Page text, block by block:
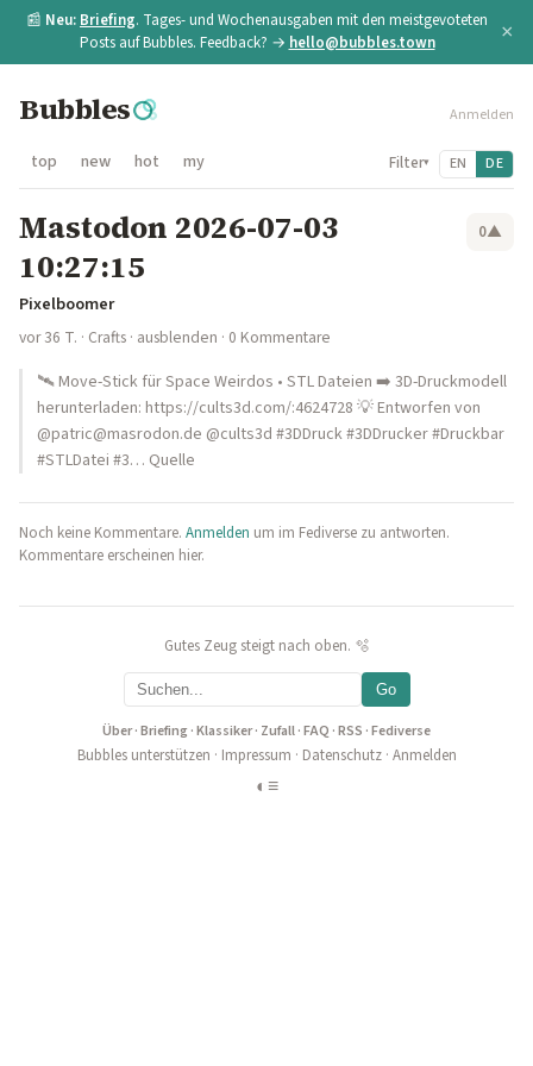
📰 Neu: Briefing. Tages- und Wochenausgaben mit den meistgevoteten
Posts auf Bubbles. Feedback? → hello@bubbles.town ×
Bubbles Anmelden
top new hot my Filter▾ EN DE
Mastodon 2026-07-03
10:27:15
0▲
Pixelboomer
vor 36 T. · Crafts · ausblenden · 0 Kommentare
🛰 Move-Stick für Space Weirdos • STL Dateien ➡️ 3D-Druckmodell
herunterladen: https://cults3d.com/:4624728 💡 Entworfen von
@patric@masrodon.de @cults3d #3DDruck #3DDrucker #Druckbar
#STLDatei #3… Quelle
Noch keine Kommentare. Anmelden um im Fediverse zu antworten.
Kommentare erscheinen hier.
Gutes Zeug steigt nach oben. 🫧
Go
Über·Briefing·Klassiker· Zufall·FAQ ·RSS ·Fediverse
Bubbles unterstützen · Impressum · Datenschutz· Anmelden
◐ ≡